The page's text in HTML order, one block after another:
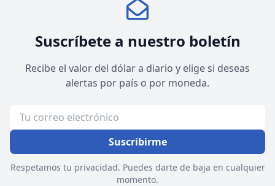
Suscríbete a nuestro boletín
Recibe el valor del dólar a diario y elige si deseas
alertas por país o por moneda.
Suscribirme
Respetamos tu privacidad. Puedes darte de baja en cualquier
momento.